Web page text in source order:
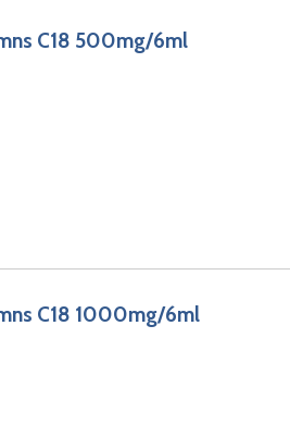
C18 500mg/6ml
C18 1000mg/6ml